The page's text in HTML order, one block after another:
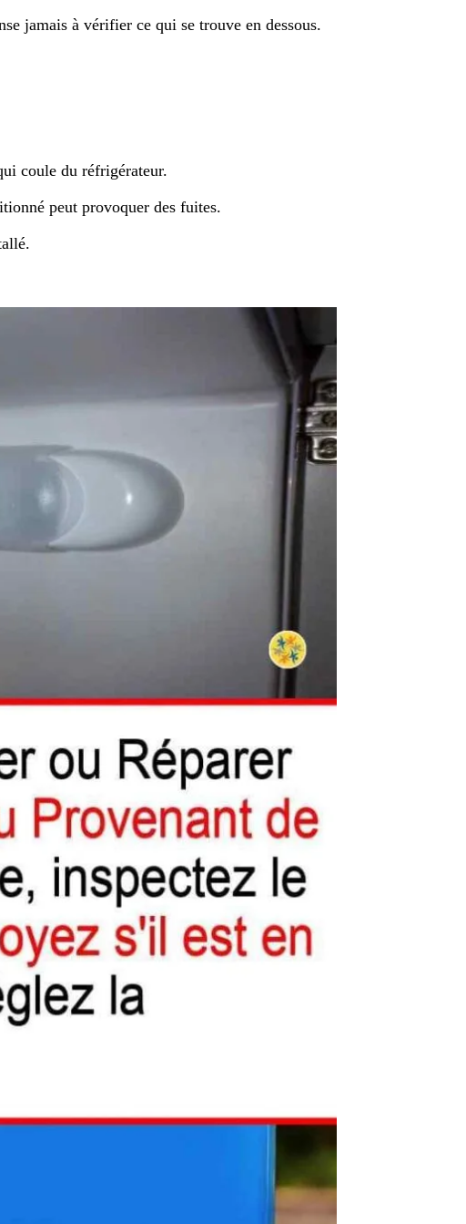
jamais à vérifier ce qui se trouve en dessous.
coule du réfrigérateur.
peut provoquer des fuites.